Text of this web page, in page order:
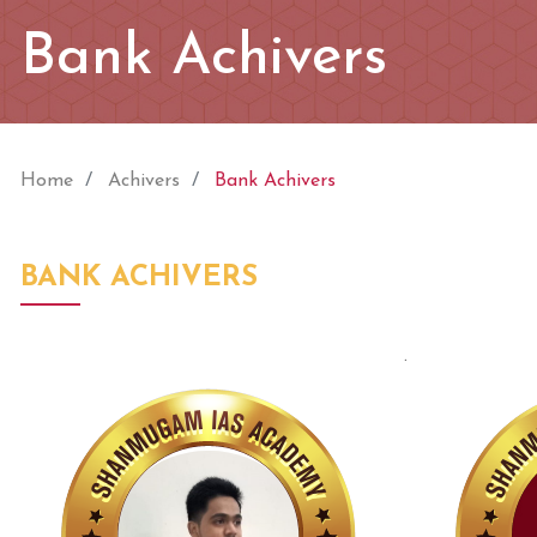
Bank Achivers
Home Achivers Bank Achivers
BANK ACHIVERS
.